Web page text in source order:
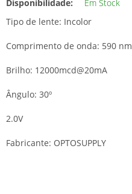
Disponibilidade:
Em Stock
Tipo de lente: Incolor
Comprimento de onda: 590 nm
Brilho: 12000mcd@20mA
Ângulo: 30º
2.0V
Fabricante: OPTOSUPPLY